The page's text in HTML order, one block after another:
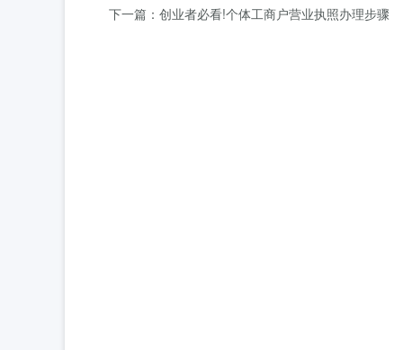
下一篇：创业者必看!个体工商户营业执照办理步骤